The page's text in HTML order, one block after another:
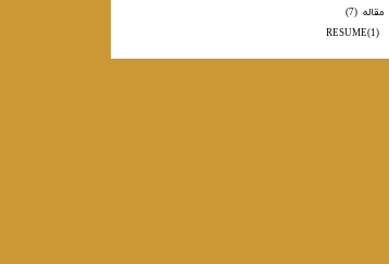
مقاله (7)
RESUME(1)